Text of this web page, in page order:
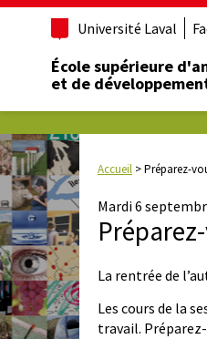
Université Laval
École supérieure
et de
Accueil >Préparez-
Mardi 6
La rentrée de
Les cours de la
travail.